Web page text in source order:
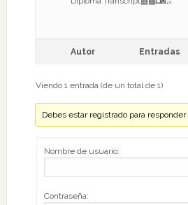
Autor Entradas
Viendo 1 entrada (de un total de 1)
Debes estar registrado para
Nombre de usuario:
Contraseña: